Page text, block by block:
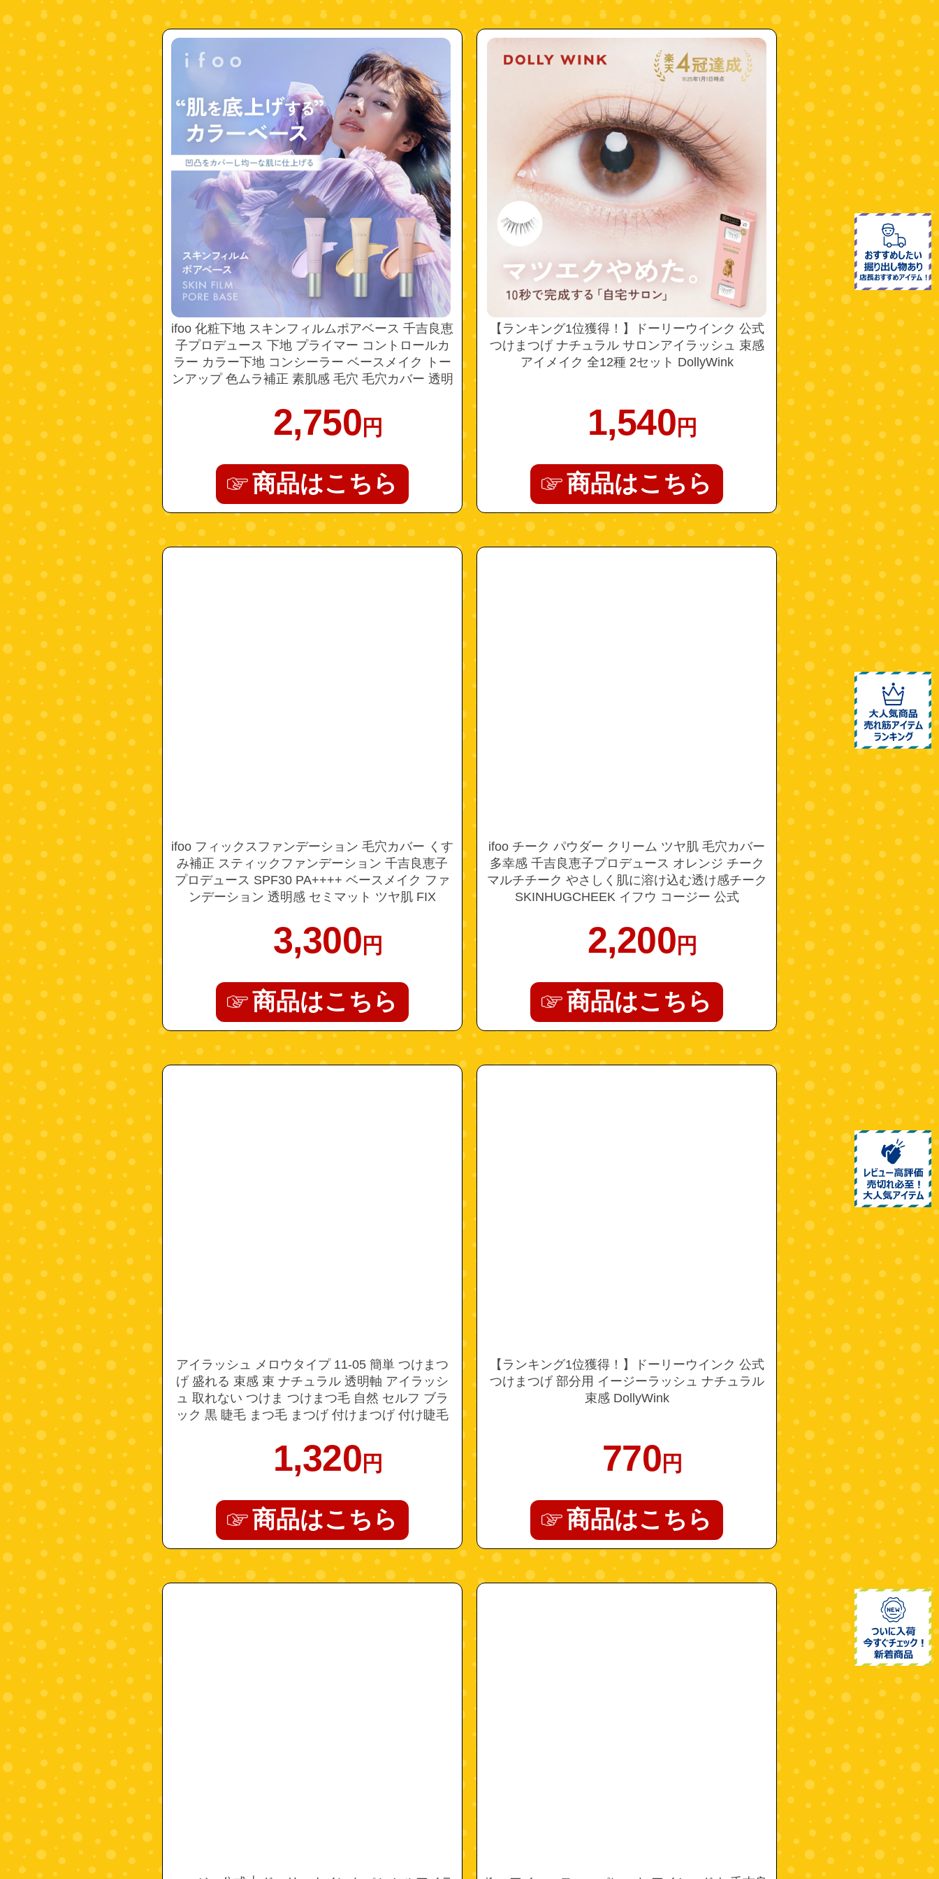
"4972915024111"
ifoo 化粧下地 スキンフィルムポアベース 千吉良恵
子プロデュース 下地 プライマー コントロールカ
ラー カラー下地 コンシーラー ベースメイク トー
ンアップ 色ムラ補正 素肌感 毛穴 毛穴カバー 透明
2,750 円
商品はこちら
"4972915045475"
【ランキング1位獲得！】ドーリーウインク 公式
つけまつげ ナチュラル サロンアイラッシュ 束感
アイメイク 全12種 2セット DollyWink
1,540 円
商品はこちら
"4972915024012"
ifoo フィックスファンデーション 毛穴カバー くす
み補正 スティックファンデーション 千吉良恵子
プロデュース SPF30 PA++++ ベースメイク ファ
ンデーション 透明感 セミマット ツヤ肌 FIX
3,300 円
商品はこちら
"4972915024319"
ifoo チーク パウダー クリーム ツヤ肌 毛穴カバー
多幸感 千吉良恵子プロデュース オレンジ チーク
マルチチーク やさしく肌に溶け込む透け感チーク
SKINHUGCHEEK イフウ コージー 公式
2,200 円
商品はこちら
"4972915018059"
アイラッシュ メロウタイプ 11-05 簡単 つけまつ
げ 盛れる 束感 束 ナチュラル 透明軸 アイラッシ
ュ 取れない つけま つけまつ毛 自然 セルフ ブラ
ック 黒 睫毛 まつ毛 まつげ 付けまつげ 付け睫毛
1,320 円
商品はこちら
"4972915045161"
【ランキング1位獲得！】ドーリーウインク 公式
つけまつげ 部分用 イージーラッシュ ナチュラル
束感 DollyWink
770 円
商品はこちら
"4972915046724" "4972915024210"